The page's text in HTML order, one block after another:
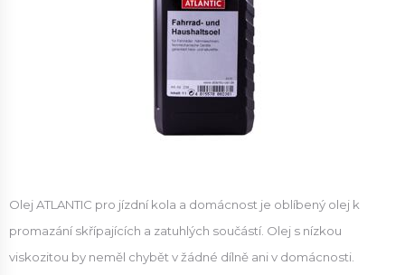
Olej ATLANTIC pro jízdní kola a domácnost je oblíbený olej k
promazání skřípajících a zatuhlých součástí. Olej s nízkou
viskozitou by neměl chybět v žádné dílně ani v domácnosti.